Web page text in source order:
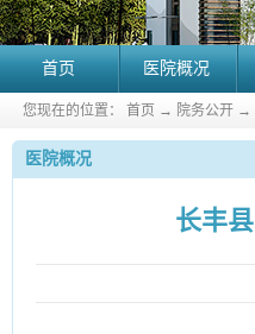
首页 医院概况
您现在的位置： 首页 → 院务公开 →
医院概况
长丰